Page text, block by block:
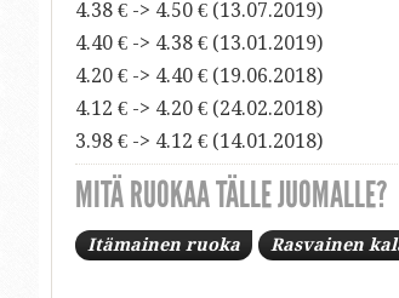
4.38 € -> 4.50 € (13.07.2019)
4.40 € -> 4.38 € (13.01.2019)
4.20 € -> 4.40 € (19.06.2018)
4.12 € -> 4.20 € (24.02.2018)
3.98 € -> 4.12 € (14.01.2018)
MITÄ RUOKAA TÄLLE JUOMALLE?
Itämainen ruoka Rasvainen